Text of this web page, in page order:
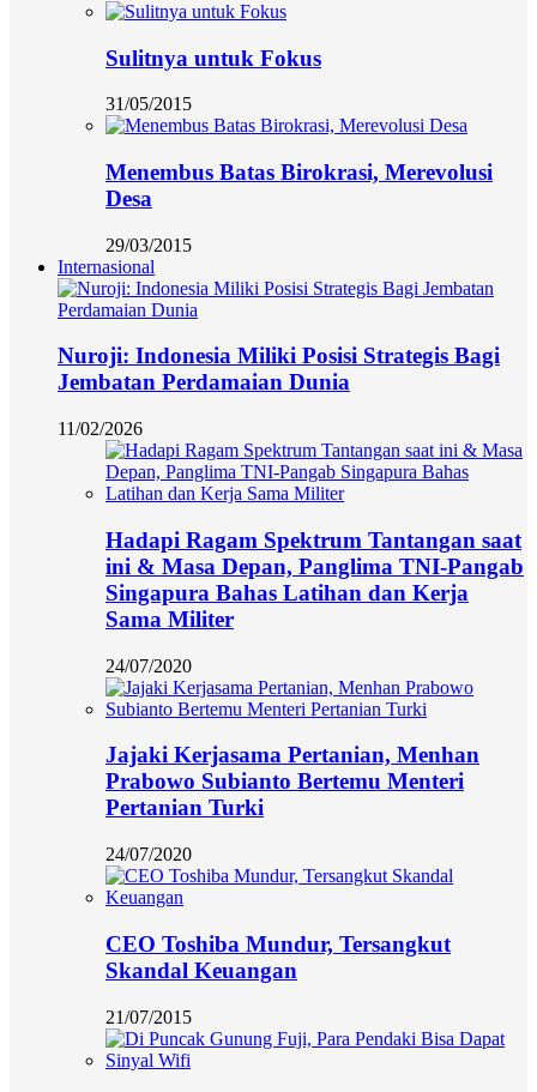
Sulitnya untuk Fokus
31/05/2015
Menembus Batas Birokrasi, Merevolusi
Desa
29/03/2015
Internasional
Nuroji: Indonesia Miliki Posisi Strategis Bagi
Jembatan Perdamaian Dunia
11/02/2026
Hadapi Ragam Spektrum Tantangan saat
ini & Masa Depan, Panglima TNI-Pangab
Singapura Bahas Latihan dan Kerja
Sama Militer
24/07/2020
Jajaki Kerjasama Pertanian, Menhan
Prabowo Subianto Bertemu Menteri
Pertanian Turki
24/07/2020
CEO Toshiba Mundur, Tersangkut
Skandal Keuangan
21/07/2015